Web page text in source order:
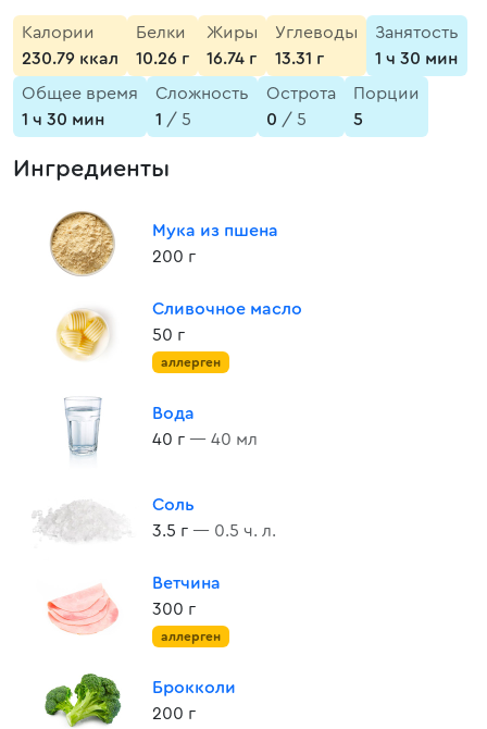
Калории
230.79 ккал
Белки
10.26 г
Жиры
16.74 г
Углеводы
13.31 г
Занятость
1 ч 30 мин
Общее время
1 ч 30 мин
Сложность
1 / 5
Острота
0 / 5
Порции
5
Ингредиенты
Мука из пшена
200 г
Сливочное масло
50 г
аллерген
Вода
40 г — 40 мл
Соль
3.5 г — 0.5 ч. л.
Ветчина
300 г
аллерген
Брокколи
200 г